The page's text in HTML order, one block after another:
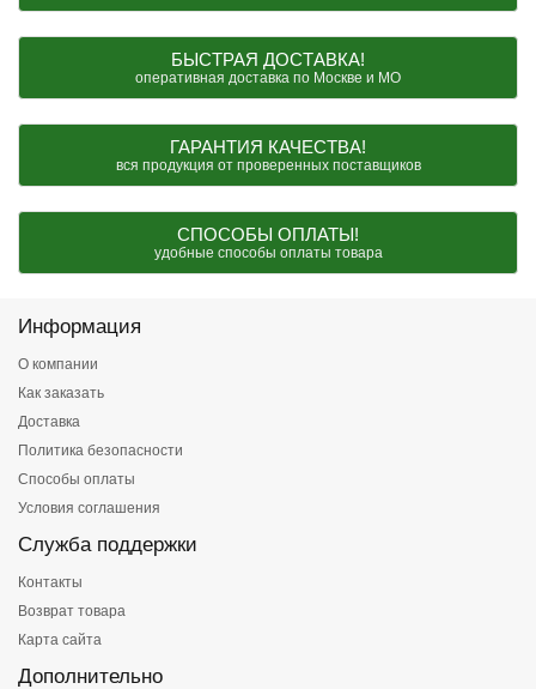
БЫСТРАЯ ДОСТАВКА!
оперативная доставка по Москве и МО
ГАРАНТИЯ КАЧЕСТВА!
вся продукция от проверенных поставщиков
СПОСОБЫ ОПЛАТЫ!
удобные способы оплаты товара
Информация
О компании
Как заказать
Доставка
Политика безопасности
Способы оплаты
Условия соглашения
Служба поддержки
Контакты
Возврат товара
Карта сайта
Дополнительно